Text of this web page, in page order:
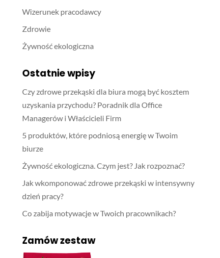
Wizerunek pracodawcy
Zdrowie
Żywność ekologiczna
Ostatnie wpisy
Czy zdrowe przekąski dla biura mogą być kosztem
uzyskania przychodu? Poradnik dla Office
Managerów i Właścicieli Firm
5 produktów, które podniosą energię w Twoim
biurze
Żywność ekologiczna. Czym jest? Jak rozpoznać?
Jak wkomponować zdrowe przekąski w intensywny
dzień pracy?
Co zabija motywacje w Twoich pracownikach?
Zamów zestaw